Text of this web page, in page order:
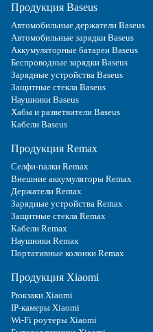
Продукция Baseus
Автомобильные держатели Baseus
Автомобильные зарядки Baseus
Аккумуляторные батареи Baseus
Беспроводные зарядки Baseus
Зарядные устройства Baseus
Защитные стекла Baseus
Наушники Baseus
Хабы и разветвители Baseus
Кабели Baseus
Продукция Remax
Селфи-палки Remax
Внешние аккумуляторы Remax
Держатели Remax
Зарядные устройства Remax
Защитные стекла Remax
Кабели Remax
Наушники Remax
Портативные колонки Remax
Продукция Xiaomi
Рюкзаки Xiaomi
IP-камеры Xiaomi
Wi-Fi роутеры Xiaomi